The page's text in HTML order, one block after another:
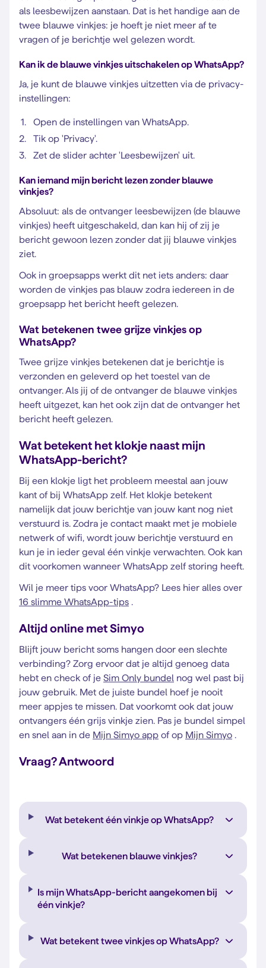
als leesbewijzen aanstaan. Dat is het handige aan de
twee blauwe vinkjes: je hoeft je niet meer af te
vragen of je berichtje wel gelezen wordt.
Kan ik de blauwe vinkjes uitschakelen op WhatsApp?
Ja, je kunt de blauwe vinkjes uitzetten via de privacy-
instellingen:
Open de instellingen van WhatsApp.
Tik op 'Privacy'.
Zet de slider achter 'Leesbewijzen' uit.
Kan iemand mijn bericht lezen zonder blauwe
vinkjes?
Absoluut: als de ontvanger leesbewijzen (de blauwe
vinkjes) heeft uitgeschakeld, dan kan hij of zij je
bericht gewoon lezen zonder dat jij blauwe vinkjes
ziet.
Ook in groepsapps werkt dit net iets anders: daar
worden de vinkjes pas blauw zodra iedereen in de
groepsapp het bericht heeft gelezen.
Wat betekenen twee grijze vinkjes op
WhatsApp?
Twee grijze vinkjes betekenen dat je berichtje is
verzonden en geleverd op het toestel van de
ontvanger. Als jij of de ontvanger de blauwe vinkjes
heeft uitgezet, kan het ook zijn dat de ontvanger het
bericht heeft gelezen.
Wat betekent het klokje naast mijn
WhatsApp-bericht?
Bij een klokje ligt het probleem meestal aan jouw
kant of bij WhatsApp zelf. Het klokje betekent
namelijk dat jouw berichtje van jouw kant nog niet
verstuurd is. Zodra je contact maakt met je mobiele
netwerk of wifi, wordt jouw berichtje verstuurd en
kun je in ieder geval één vinkje verwachten. Ook kan
dit voorkomen wanneer WhatsApp zelf storing heeft.
Wil je meer tips voor WhatsApp? Lees hier alles over
16 slimme WhatsApp-tips .
Altijd online met Simyo
Blijft jouw bericht soms hangen door een slechte
verbinding? Zorg ervoor dat je altijd genoeg data
hebt en check of je Sim Only bundel nog wel past bij
jouw gebruik. Met de juiste bundel hoef je nooit
meer appjes te missen. Dat voorkomt ook dat jouw
ontvangers één grijs vinkje zien. Pas je bundel simpel
en snel aan in de Mijn Simyo app of op Mijn Simyo .
Vraag? Antwoord
Wat betekent één vinkje op WhatsApp?
Wat betekenen blauwe vinkjes?
Is mijn WhatsApp-bericht aangekomen bij
één vinkje?
Wat betekent twee vinkjes op WhatsApp?